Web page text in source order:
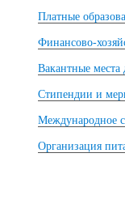
Платные
Финансово-
Вакантные
Стипендии и
Международное
Организация